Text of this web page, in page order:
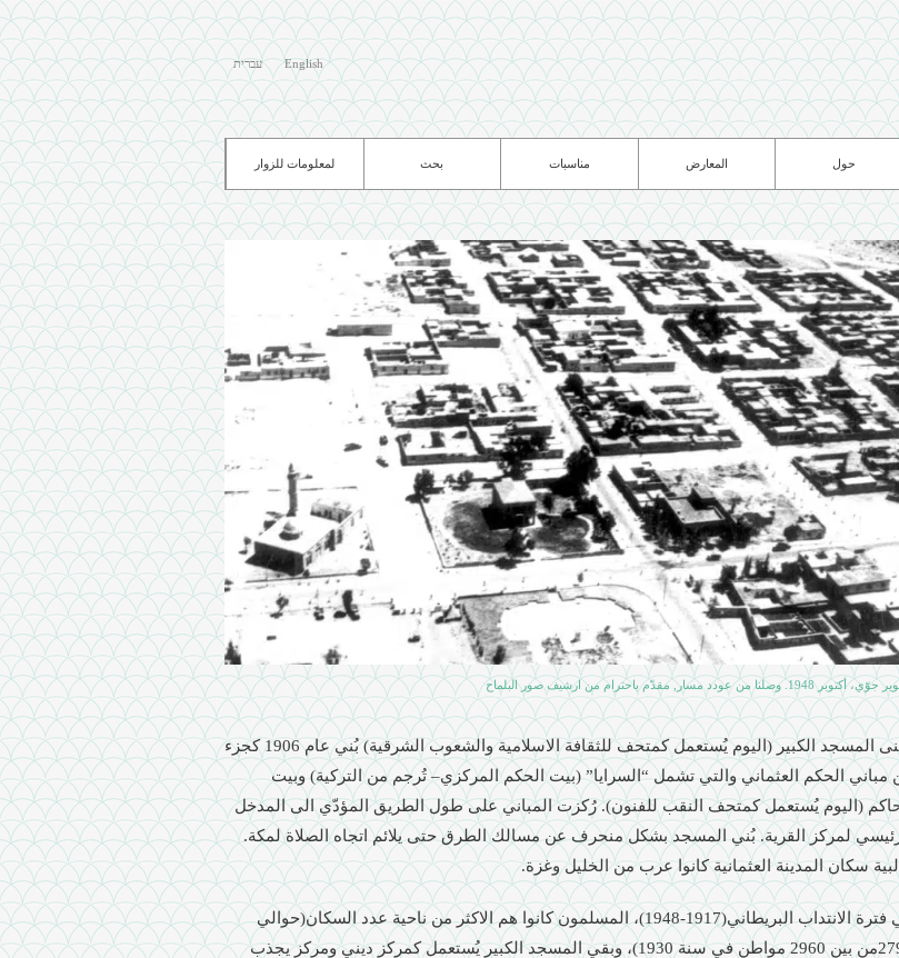
Skip to
main
content
English עברית
لمعلومات للزوار بحث مناسبات المعارض حول
1948. وصلنا من عودد مسار, مقدّم باحترام من ارشيف صور البلماح
مبنى المسجد الكبير (اليوم يُستعمل كمتحف للثقافة الاسلامية والشعوب الشرقية) بُني عام 1906 كجزء
مباني الحكم العثماني والتي تشمل “السرايا” (بيت الحكم المركزي– تُرجم من التركية) وبيت
(اليوم يُستعمل كمتحف النقب للفنون). رُكزت المباني على طول الطريق المؤدّي الى المدخل
لمركز القرية. بُني المسجد بشكل منحرف عن مسالك الطرق حتى يلائم اتجاه الصلاة لمكة.
سكان المدينة العثمانية كانوا عرب من الخليل وغزة.
في فترة الانتداب البريطاني(1917-1948)، المسلمون كانوا هم الاكثر من ناحية عدد السكان(حوالي
2790من بين 2960 مواطن في سنة 1930)، وبقي المسجد الكبير يُستعمل كمركز ديني ومركز يجذب